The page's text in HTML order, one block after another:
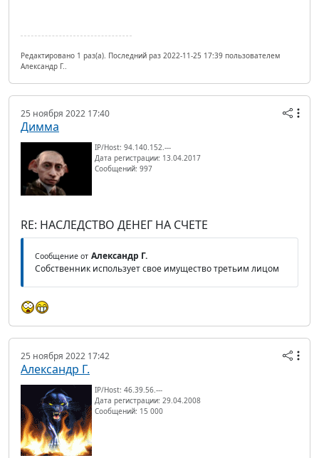
Редактировано 1 раз(а). Последний раз 2022-11-25 17:39 пользователем
Александр Г..
25 ноября 2022 17:40
Димма
IP/Host: 94.140.152.---
Дата регистрации: 13.04.2017
Сообщений: 997
RE: НАСЛЕДСТВО ДЕНЕГ НА СЧЕТЕ
Сообщение от Александр Г.
Собственник использует свое имущество третьим лицом
25 ноября 2022 17:42
Александр Г.
IP/Host: 46.39.56.---
Дата регистрации: 29.04.2008
Сообщений: 15 000